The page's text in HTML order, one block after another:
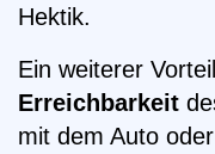
Hektik.
Ein weiterer
Erreichbarkeit
mit dem Auto